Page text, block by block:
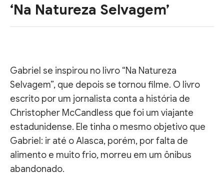
‘Na Natureza Selvagem’
Gabriel se inspirou no livro “Na Natureza
Selvagem”, que depois se tornou filme. O livro
escrito por um jornalista conta a história de
Christopher McCandless que foi um viajante
estadunidense. Ele tinha o mesmo objetivo que
Gabriel: ir até o Alasca, porém, por falta de
alimento e muito frio, morreu em um ônibus
abandonado.